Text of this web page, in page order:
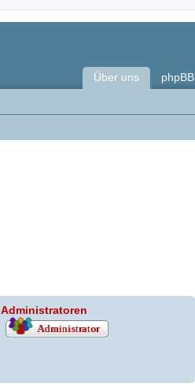
Über uns phpBB
Administratoren